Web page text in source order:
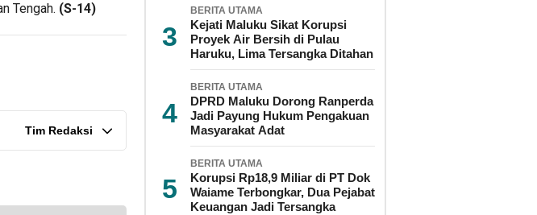
Tengah. (S-14)
Tim Redaksi
3
BERITA UTAMA
Kejati Maluku Sikat Korupsi
Proyek Air Bersih di Pulau
Haruku, Lima Tersangka Ditahan
4
BERITA UTAMA
DPRD Maluku Dorong Ranperda
Jadi Payung Hukum Pengakuan
Masyarakat Adat
5
BERITA UTAMA
Korupsi Rp18,9 Miliar di PT Dok
Waiame Terbongkar, Dua Pejabat
Keuangan Jadi Tersangka